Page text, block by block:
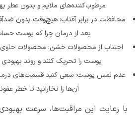
مرطوب‌کننده‌های ملایم و بدون عطر
محافظت در برابر آفتاب: هیچ‌وقت بدون
بعد از درمان چرا که پوست
اجتناب از محصولات خشن: محصولات حاوی
پوست را تحریک کنند و روند بهبودی
عدم لمس پوست: سعی کنید قسمت‌های
آن‌ها را نخارانید تا خطر
با رعایت این مراقبت‌ها، سرعت